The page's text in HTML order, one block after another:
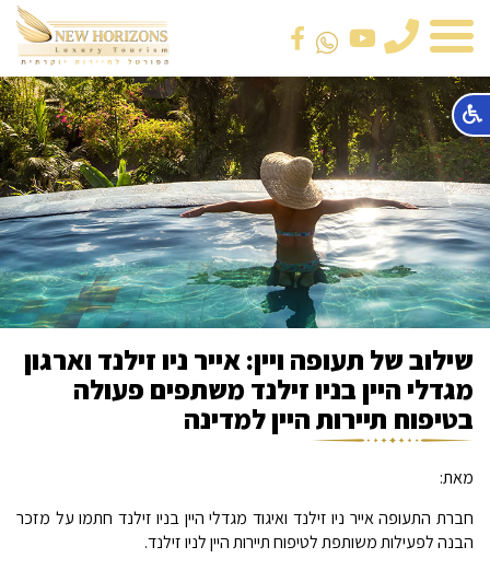
טלפון
שילוב של תעופה ויין: אייר ניו זילנד וארגון
מגדלי היין בניו זילנד משתפים פעולה
בטיפוח תיירות היין למדינה
מאת:
חברת התעופה אייר ניו זילנד ואיגוד מגדלי היין בניו זילנד חתמו על מזכר
הבנה לפעילות משותפת לטיפוח תיירות היין לניו זילנד.